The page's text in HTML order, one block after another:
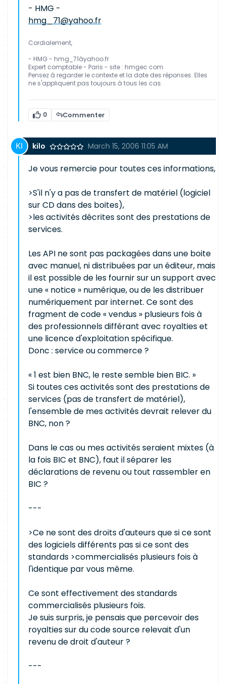
- HMG -
hmg_71@yahoo.fr
Cordialement,
- HMG - hmg_71àyahoo.fr
Expert comptable - Paris - site : hmgec com
Pensez à regarder le contexte et la date des réponses. Elles
ne s'appliquent pas toujours à tous les cas.
0 Commenter
kilo March 15, 2006 11:05 AM
Je vous remercie pour toutes ces informations,
>S'il n'y a pas de transfert de matériel (logiciel
sur CD dans des boites),
>les activités décrites sont des prestations de
services.
Les API ne sont pas packagées dans une boite
avec manuel, ni distribuées par un éditeur, mais
il est possible de les fournir sur un support avec
une « notice » numérique, ou de les distribuer
numériquement par internet. Ce sont des
fragment de code « vendus » plusieurs fois à
des professionnels différant avec royalties et
une licence d'exploitation spécifique.
Donc : service ou commerce ?
« 1 est bien BNC, le reste semble bien BIC. »
Si toutes ces activités sont des prestations de
services (pas de transfert de matériel),
l'ensemble de mes activités devrait relever du
BNC, non ?
Dans le cas ou mes activités seraient mixtes (à
la fois BIC et BNC), faut il séparer les
déclarations de revenu ou tout rassembler en
BIC ?
---
>Ce ne sont des droits d'auteurs que si ce sont
des logiciels différents pas si ce sont des
standards >commercialisés plusieurs fois à
l'identique par vous même.
Ce sont effectivement des standards
commercialisés plusieurs fois.
Je suis surpris, je pensais que percevoir des
royalties sur du code source relevait d'un
revenu de droit d'auteur ?
---